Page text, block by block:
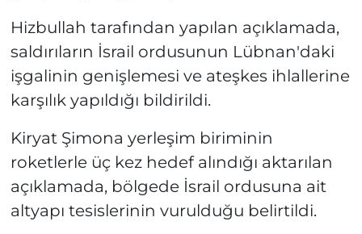
Hizbullah tarafından yapılan açıklamada,
saldırıların İsrail ordusunun Lübnan'daki
işgalinin genişlemesi ve ateşkes ihlallerine
karşılık yapıldığı bildirildi.
Kiryat Şimona yerleşim biriminin
roketlerle üç kez hedef alındığı aktarılan
açıklamada, bölgede İsrail ordusuna ait
altyapı tesislerinin vurulduğu belirtildi.